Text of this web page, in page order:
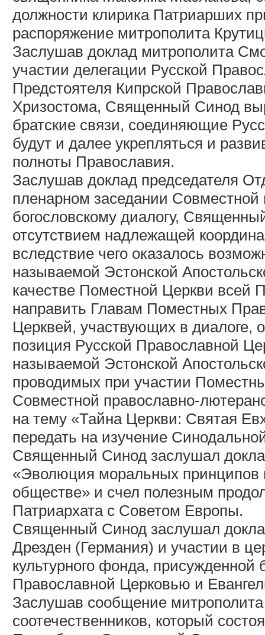
должности клирика Патриарших
распоряжение митрополита
Заслушав доклад митрополита
участии делегации Русской
Предстоятеля Кипрской
Хризостома, Священный Синод
братские связи, соединяющие
будут и далее укрепляться и
полноты Православия.
Заслушав доклад председателя
пленарном заседании
богословскому диалогу,
отсутствием надлежащей
вследствие чего оказалось
называемой Эстонской
качестве Поместной Церкви всей
направить Главам Поместных
Церквей, участвующих в диалоге,
позиция Русской Православной
называемой Эстонской
проводимых при участии
Совместной православно-
на тему «Тайна Церкви: Святая
передать на изучение
Священный Синод заслушал
«Эволюция моральных принципов
обществе» и счел полезным
Патриархата с Советом Европы.
Священный Синод заслушал
Дрезден (Германия) и участии в
культурного фонда, присужденной
Православной Церковью и
Заслушав сообщение
соотечественников, который